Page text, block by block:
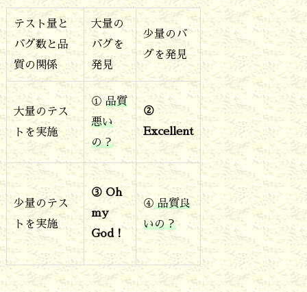
け
り
ゃ
バ
グ
は
ゼ
ロ
4.
能
力
の
テスト量と
バグ数と品
質の関係
大量の
バグを
発見
少量のバ
グを発見
大量のテス
トを実施
①品質
悪い
の？
②
Excellent
少量のテス
トを実施
③ Oh
my
God！
④品質良
いの？